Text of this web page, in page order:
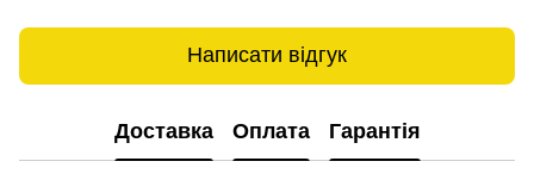
Написати відгук
Доставка Оплата Гарантія